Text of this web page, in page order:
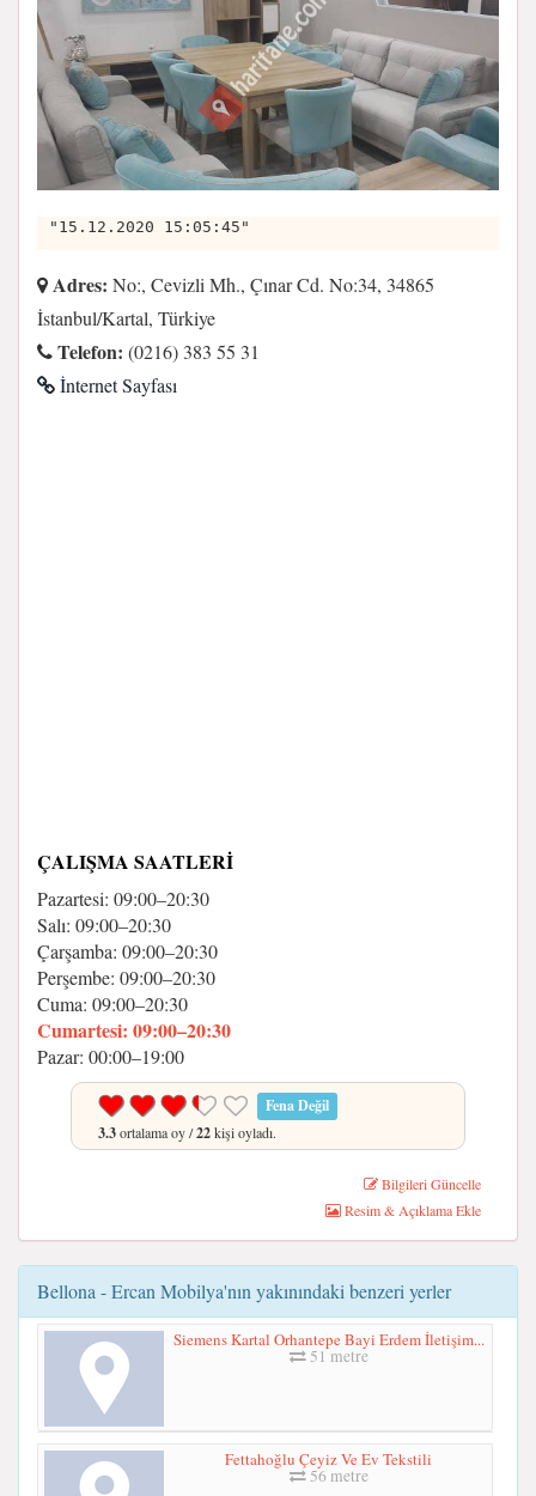
"15.12.2020 15:05:45"
Adres: No:, Cevizli Mh., Çınar Cd. No:34, 34865
İstanbul/Kartal, Türkiye
Telefon: (0216) 383 55 31
İnternet Sayfası
ÇALIŞMA SAATLERI
Pazartesi: 09:00–20:30
Salı: 09:00–20:30
Çarşamba: 09:00–20:30
Perşembe: 09:00–20:30
Cuma: 09:00–20:30
Cumartesi: 09:00–20:30
Pazar: 00:00–19:00
Fena Değil
3.3ortalama oy /22kişi oyladı.
Bilgileri Güncelle
Resim & Açıklama Ekle
Bellona - Ercan Mobilya'nın yakınındaki benzeri yerler
Siemens Kartal Orhantepe Bayi Erdem İletişim...
51 metre
Fettahoğlu Çeyiz Ve Ev Tekstili
56 metre